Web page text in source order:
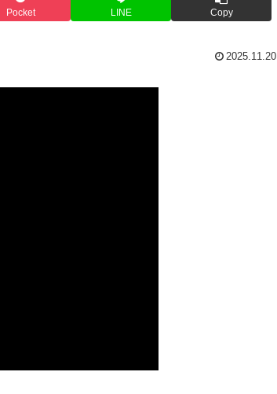
Pocket LINE Copy
2025.11.20